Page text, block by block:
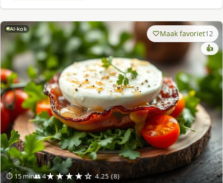
AI-kok
⏱ 15 min👥 4★★★★☆ 4.25 (8)
Maak favoriet12
👍